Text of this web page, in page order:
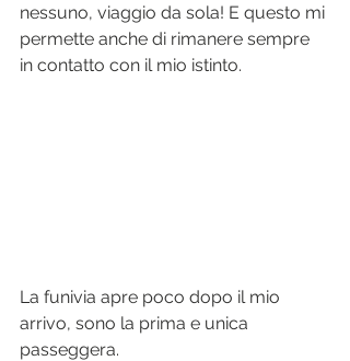
nessuno, viaggio da sola! E questo mi
permette anche di rimanere sempre
in contatto con il mio istinto.
La funivia apre poco dopo il mio
arrivo, sono la prima e unica
passeggera.